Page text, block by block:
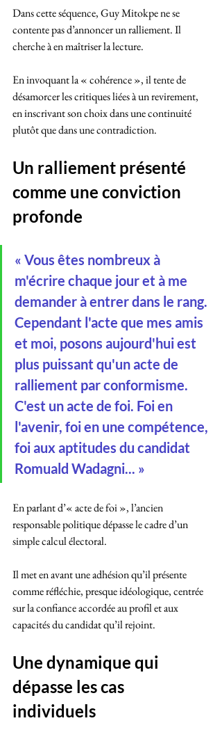
Dans cette séquence, Guy Mitokpe ne se
contente pas d’annoncer un ralliement. Il
cherche à en maîtriser la lecture.
En invoquant la « cohérence », il tente de
désamorcer les critiques liées à un revirement,
en inscrivant son choix dans une continuité
plutôt que dans une contradiction.
Un ralliement présenté
comme une conviction
profonde
« Vous êtes nombreux à
m'écrire chaque jour et à me
demander à entrer dans le rang.
Cependant l'acte que mes amis
et moi, posons aujourd'hui est
plus puissant qu'un acte de
ralliement par conformisme.
C'est un acte de foi. Foi en
l'avenir, foi en une compétence,
foi aux aptitudes du candidat
Romuald Wadagni... »
En parlant d’« acte de foi », l’ancien
responsable politique dépasse le cadre d’un
simple calcul électoral.
Il met en avant une adhésion qu’il présente
comme réfléchie, presque idéologique, centrée
sur la confiance accordée au profil et aux
capacités du candidat qu’il rejoint.
Une dynamique qui
dépasse les cas
individuels